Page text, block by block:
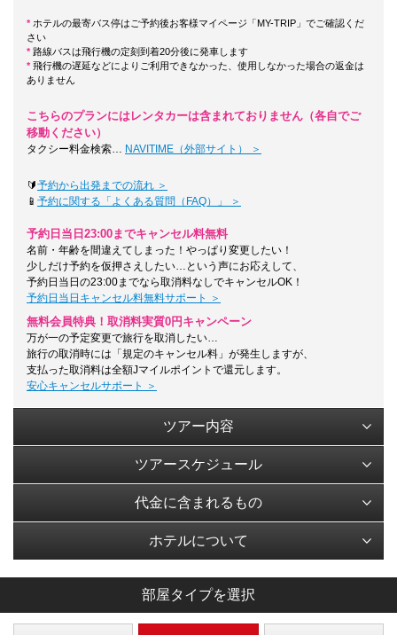
* ホテルの最寄バス停はご予約後お客様マイページ「MY-TRIP」でご確認くだ
さい
* 路線バスは飛行機の定刻到着20分後に発車します
* 飛行機の遅延などによりご利用できなかった、使用しなかった場合の返金は
ありません
こちらのプランにはレンタカーは含まれておりません（各自でご
移動ください）
タクシー料金検索… NAVITIME（外部サイト） ＞
🔰予約から出発までの流れ ＞
📱 予約に関する「よくある質問（FAQ）」 ＞
予約日当日23:00までキャンセル料無料
名前・年齢を間違えてしまった！やっぱり変更したい！
少しだけ予約を仮押さえしたい…という声にお応えして、
予約日当日の23:00までなら取消料なしでキャンセルOK！
予約日当日キャンセル料無料サポート ＞
無料会員特典！取消料実質0円キャンペーン
万が一の予定変更で旅行を取消したい…
旅行の取消時には「規定のキャンセル料」が発生しますが、
支払った取消料は全額Jマイルポイントで還元します。
安心キャンセルサポート ＞
ツアー内容
ツアースケジュール
代金に含まれるもの
ホテルについて
部屋タイプを選択